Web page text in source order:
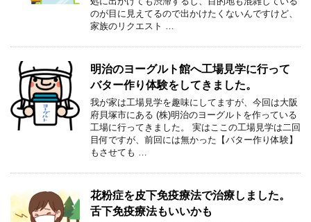
のが目に見えてるので出かけたくないんですけど、
家族のリクエスト …
明治のヨーグルト館へ工場見学に行って
バター作り体験をしてきました。
我が家は工場見学を趣味にしてますが、今回は大阪
府貝塚市にある (株)明治のヨーグルトを作っている
工場に行ってきました。 実はここの工場見学は二回
目何ですが、前回には無かった【バター作り体験】
もさせても …
花粉症を皮下免疫療法で治療しました。
舌下免疫療法もいいかも